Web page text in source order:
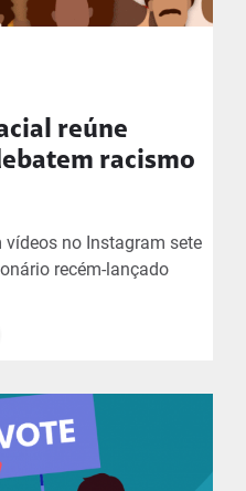
reúne
racismo
no Instagram sete
recém-lançado